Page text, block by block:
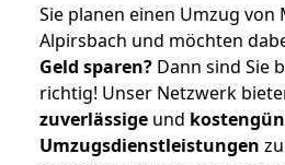
Sie planen einen Umzug von
Alpirsbach und möchten
Geld sparen? Dann sind Sie
richtig! Unser Netzwerk
zuverlässige und
Umzugsdienstleistungen